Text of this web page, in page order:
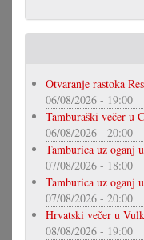
Otvaranje rastoka
06/08/2026 - 19:00
Tamburaški večer u
06/08/2026 - 20:00
Tamburica uz oganj
07/08/2026 - 18:00
Tamburica uz oganj
07/08/2026 - 20:00
Hrvatski večer u
08/08/2026 - 19:00